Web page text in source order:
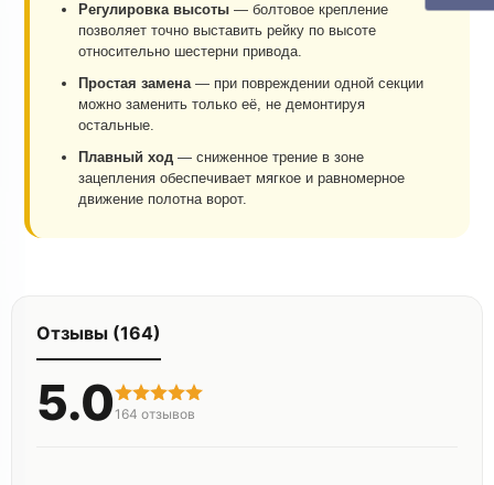
Регулировка высоты — болтовое крепление
позволяет точно выставить рейку по высоте
относительно шестерни привода.
Простая замена— при повреждении одной секции
можно заменить только её, не демонтируя
остальные.
Плавный ход — сниженное трение в зоне
зацепления обеспечивает мягкое и равномерное
движение полотна ворот.
Отзывы (164)
5.0 164 отзывов